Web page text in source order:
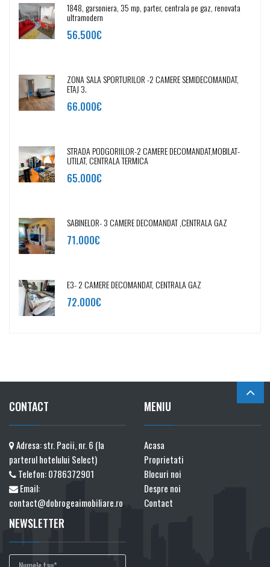
1848, garsoniera, 35 mp, parter, centrala pe gaz, renovata
ultramodern
56.500€
ZONA SALA SPORTURILOR -2 CAMERE SEMIDECOMANDAT,
ETAJ 3.
66.000€
STRADA PODGORIILOR-2 CAMERE DECOMANDAT,MOBILAT-
UTILAT, CENTRALA TERMICA
65.000€
SABINELOR- 3 CAMERE DECOMANDAT ,CENTRALA GAZ
71.000€
E3- 2 CAMERE DECOMANDAT, CENTRALA GAZ
72.000€
CONTACT
Adresa: str. Pacii, nr. 6 (la
parterul hotelului Select)
Telefon:0786372901
Email:
contact@dobrogeaimobiliare.ro
MENIU
Acasa
Proprietati
Blocuri noi
Despre noi
Contact
NEWSLETTER